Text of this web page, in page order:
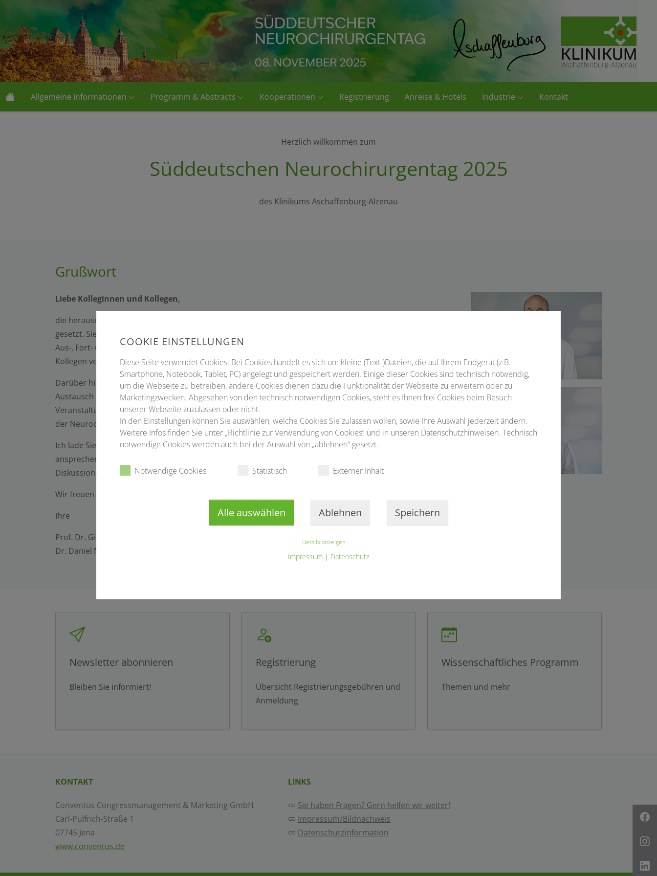
Allgemeine Informationen Programm & Abstracts Kooperationen Registrierung Anreise & Hotels Industrie Kontakt
Herzlich willkommen zum
Süddeutschen Neurochirurgentag 2025
des Klinikums Aschaffenburg-Alzenau
Grußwort
Liebe Kolleginnen und Kollegen,
die herausragende Veranstaltung in Memmingen im letzten Jahr hat einen hohen Maßstab für diese Tagung
gesetzt. Sie stellte eine gelungene Rückkehr zu dem zentralen Anspruch dar, insbesondere Themen aus der
Aus-, Fort- und Weiterbildung in den Fokus zu rücken – Themen, die besonders für jüngere Kolleginnen und
Kollegen von großem Interesse, Nutzen und Wert sind.
Darüber hinaus ermöglichte die überschaubare Größe dieses Formats einen intensiven und herzlichen
Austausch unter den renommierten Teilnehmern. In diesem Jahr möchten wir an die Memminger
Veranstaltung anknüpfen und unter anderem die thematischen Schwerpunkte der Navigationsverfahren in
der Neurochirurgie sowie die Halswirbelsäule weiter vertiefen.
Ich lade Sie herzlich ein, am 8. November 2025 nach Aschaffenburg zu kommen. Wir haben ein vielseitiges und
ansprechendes Programm für Sie zusammengestellt und freuen uns auf eine rege Teilnahme sowie lebhafte
Diskussionen.
Wir freuen uns darauf, Sie in Aschaffenburg begrüßen zu dürfen!
Ihre
Prof. Dr. Giles Hamilton Vince
Dr. Daniel Martellotta
Newsletter abonnieren
Bleiben Sie informiert!
Registrierung
Übersicht Registrierungsgebühren und
Anmeldung
Wissenschaftliches Programm
Themen und mehr
KONTAKT
Conventus Congressmanagement & Marketing GmbH
Carl-Pulfrich-Straße 1
07745 Jena
www.conventus.de
LINKS
Sie haben Fragen? Gern helfen wir weiter!
Impressum/Bildnachweis
Datenschutzinformation
COOKIE EINSTELLUNGEN
Diese Seite verwendet Cookies. Bei Cookies handelt es sich um kleine (Text-)Dateien, die auf Ihrem Endgerät (z.B.
Smartphone, Notebook, Tablet, PC) angelegt und gespeichert werden. Einige dieser Cookies sind technisch notwendig,
um die Webseite zu betreiben, andere Cookies dienen dazu die Funktionalität der Webseite zu erweitern oder zu
Marketingzwecken. Abgesehen von den technisch notwendigen Cookies, steht es Ihnen frei Cookies beim Besuch
unserer Webseite zuzulassen oder nicht.
In den Einstellungen können Sie auswählen, welche Cookies Sie zulassen wollen, sowie Ihre Auswahl jederzeit ändern.
Weitere Infos finden Sie unter „Richtlinie zur Verwendung von Cookies“ und in unseren Datenschutzhinweisen. Technisch
notwendige Cookies werden auch bei der Auswahl von „ablehnen“ gesetzt.
Notwendige Cookies Statistisch Externer Inhalt
Alle auswählen Ablehnen Speichern
Details anzeigen
Impressum | Datenschutz